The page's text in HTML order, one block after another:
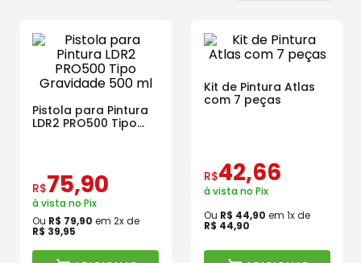
Pistola para Pintura
LDR2 PRO500 Tipo
Gravidade 500 ml
R$75,90
à vista no Pix
Ou R$ 79,90 em 2x de
R$ 39,95
Kit de Pintura Atlas
com 7 peças
R$42,66
à vista no Pix
Ou R$ 44,90 em 1x de
R$ 44,90